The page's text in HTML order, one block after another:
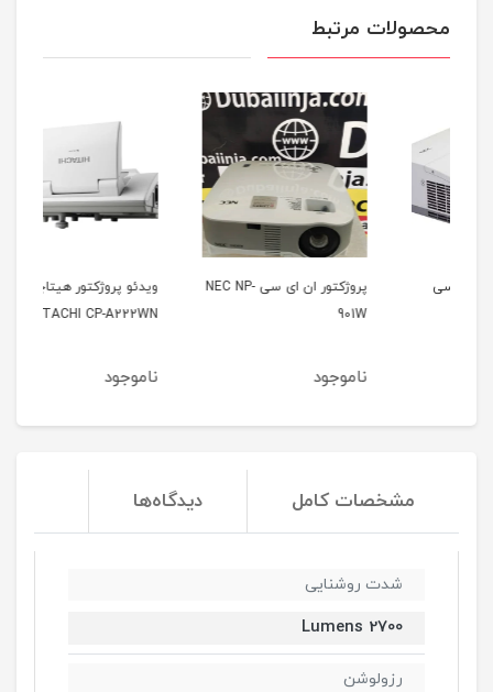
محصولات مرتبط
پروژکتور ان ای سی NEC NP-
ویدئو پروژکتور هیتاچی
HITACHI CP-A222WN
مشخصات کامل دیدگاه‌ها
شدت روشنایی
2700 Lumens
رزولوشن